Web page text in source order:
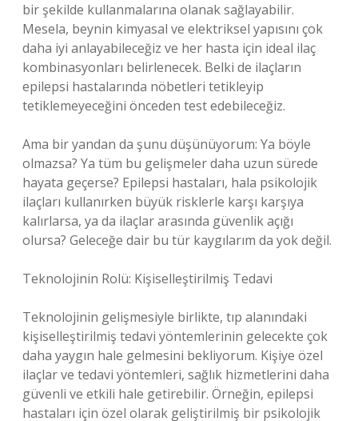
bir şekilde kullanmalarına olanak sağlayabilir.
Mesela, beynin kimyasal ve elektriksel yapısını çok
daha iyi anlayabileceğiz ve her hasta için ideal ilaç
kombinasyonları belirlenecek. Belki de ilaçların
epilepsi hastalarında nöbetleri tetikleyip
tetiklemeyeceğini önceden test edebileceğiz.
Ama bir yandan da şunu düşünüyorum: Ya böyle
olmazsa? Ya tüm bu gelişmeler daha uzun sürede
hayata geçerse? Epilepsi hastaları, hala psikolojik
ilaçları kullanırken büyük risklerle karşı karşıya
kalırlarsa, ya da ilaçlar arasında güvenlik açığı
olursa? Geleceğe dair bu tür kaygılarım da yok değil.
Teknolojinin Rolü: Kişiselleştirilmiş Tedavi
Teknolojinin gelişmesiyle birlikte, tıp alanındaki
kişiselleştirilmiş tedavi yöntemlerinin gelecekte çok
daha yaygın hale gelmesini bekliyorum. Kişiye özel
ilaçlar ve tedavi yöntemleri, sağlık hizmetlerini daha
güvenli ve etkili hale getirebilir. Örneğin, epilepsi
hastaları için özel olarak geliştirilmiş bir psikolojik